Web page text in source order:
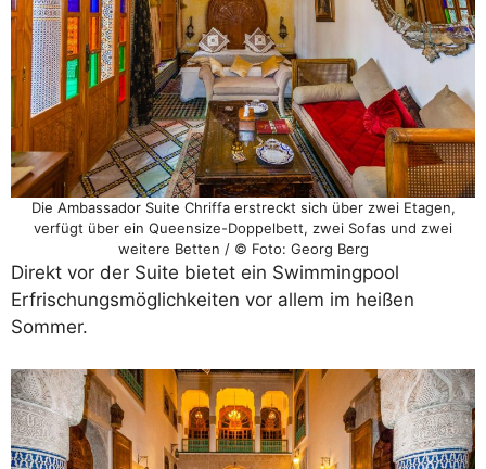
Die Ambassador Suite Chriffa erstreckt sich über zwei Etagen,
verfügt über ein Queensize-Doppelbett, zwei Sofas und zwei
weitere Betten / © Foto: Georg Berg
Direkt vor der Suite bietet ein Swimmingpool
Erfrischungsmöglichkeiten vor allem im heißen
Sommer.